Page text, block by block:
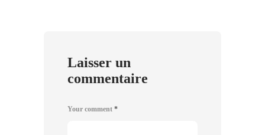
Laisser un
commentaire
Your comment *